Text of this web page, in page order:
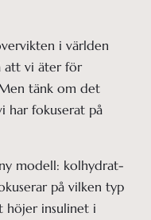
i världen
att vi äter för
tänk om det
har fokuserat på
modell: kolhydrat-
på vilken typ
höjer insulinet i